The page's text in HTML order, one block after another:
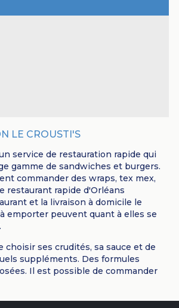
LE CROUSTI'S
service de restauration rapide qui
gamme de sandwiches et burgers.
commander des wraps, tex mex,
restaurant rapide d'Orléans
et la livraison à domicile le
emporter peuvent quant à elles se
choisir ses crudités, sa sauce et de
suppléments. Des formules
Il est possible de commander